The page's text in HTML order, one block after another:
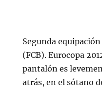
Segunda
(FCB). Eurocopa
pantalón es
atrás, en el sótano